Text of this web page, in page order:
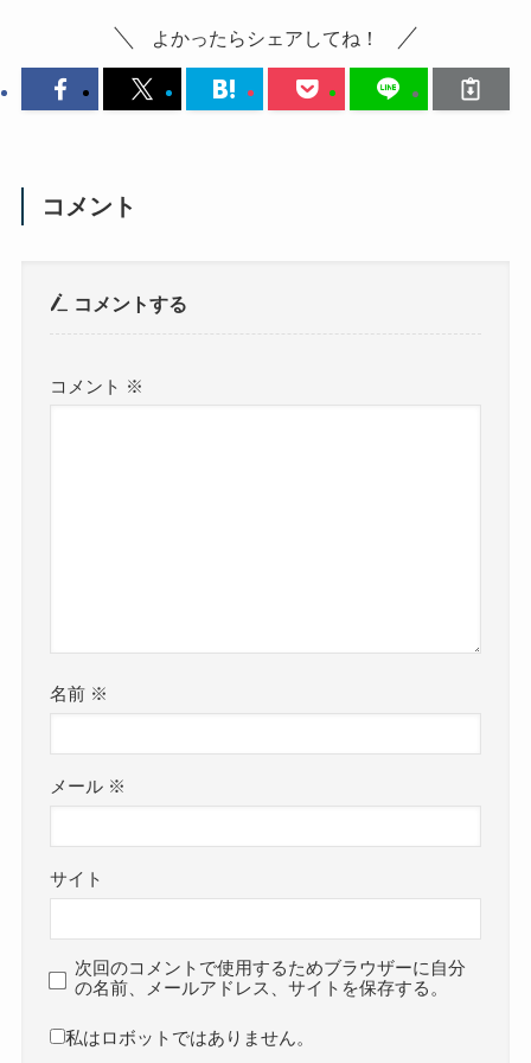
よかったらシェアしてね！
コメント
コメントする
コメント ※
名前 ※
メール ※
サイト
次回のコメントで使用するためブラウザーに自分
の名前、メールアドレス、サイトを保存する。
私はロボットではありません。